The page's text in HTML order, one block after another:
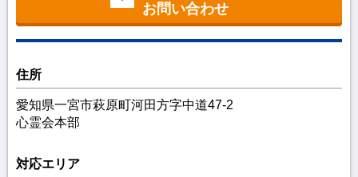
お問い合わせ
住所
愛知県一宮市萩原町河田方字中道47-2
心霊会本部
対応エリア